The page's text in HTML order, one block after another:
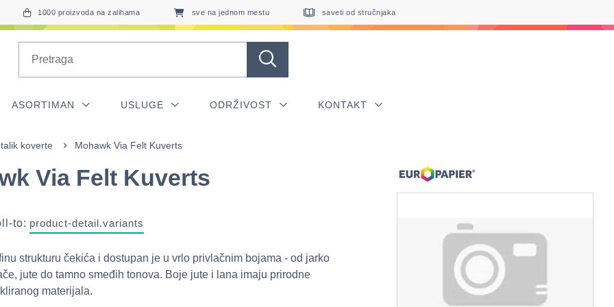
1000 proizvoda na zalihama sve na jednom mestu saveti od stručnjaka
ASORTIMAN USLUGE ODRŽIVOST KONTAKT
koverte Mohawk Via Felt Kuverts
Via Felt Kuverts
to: product-detail.variants
strukturu čekića i dostupan je u vrlo privlačnim bojama - od jarko
jute do tamno smeđih tonova. Boje jute i lana imaju prirodne
materijala.